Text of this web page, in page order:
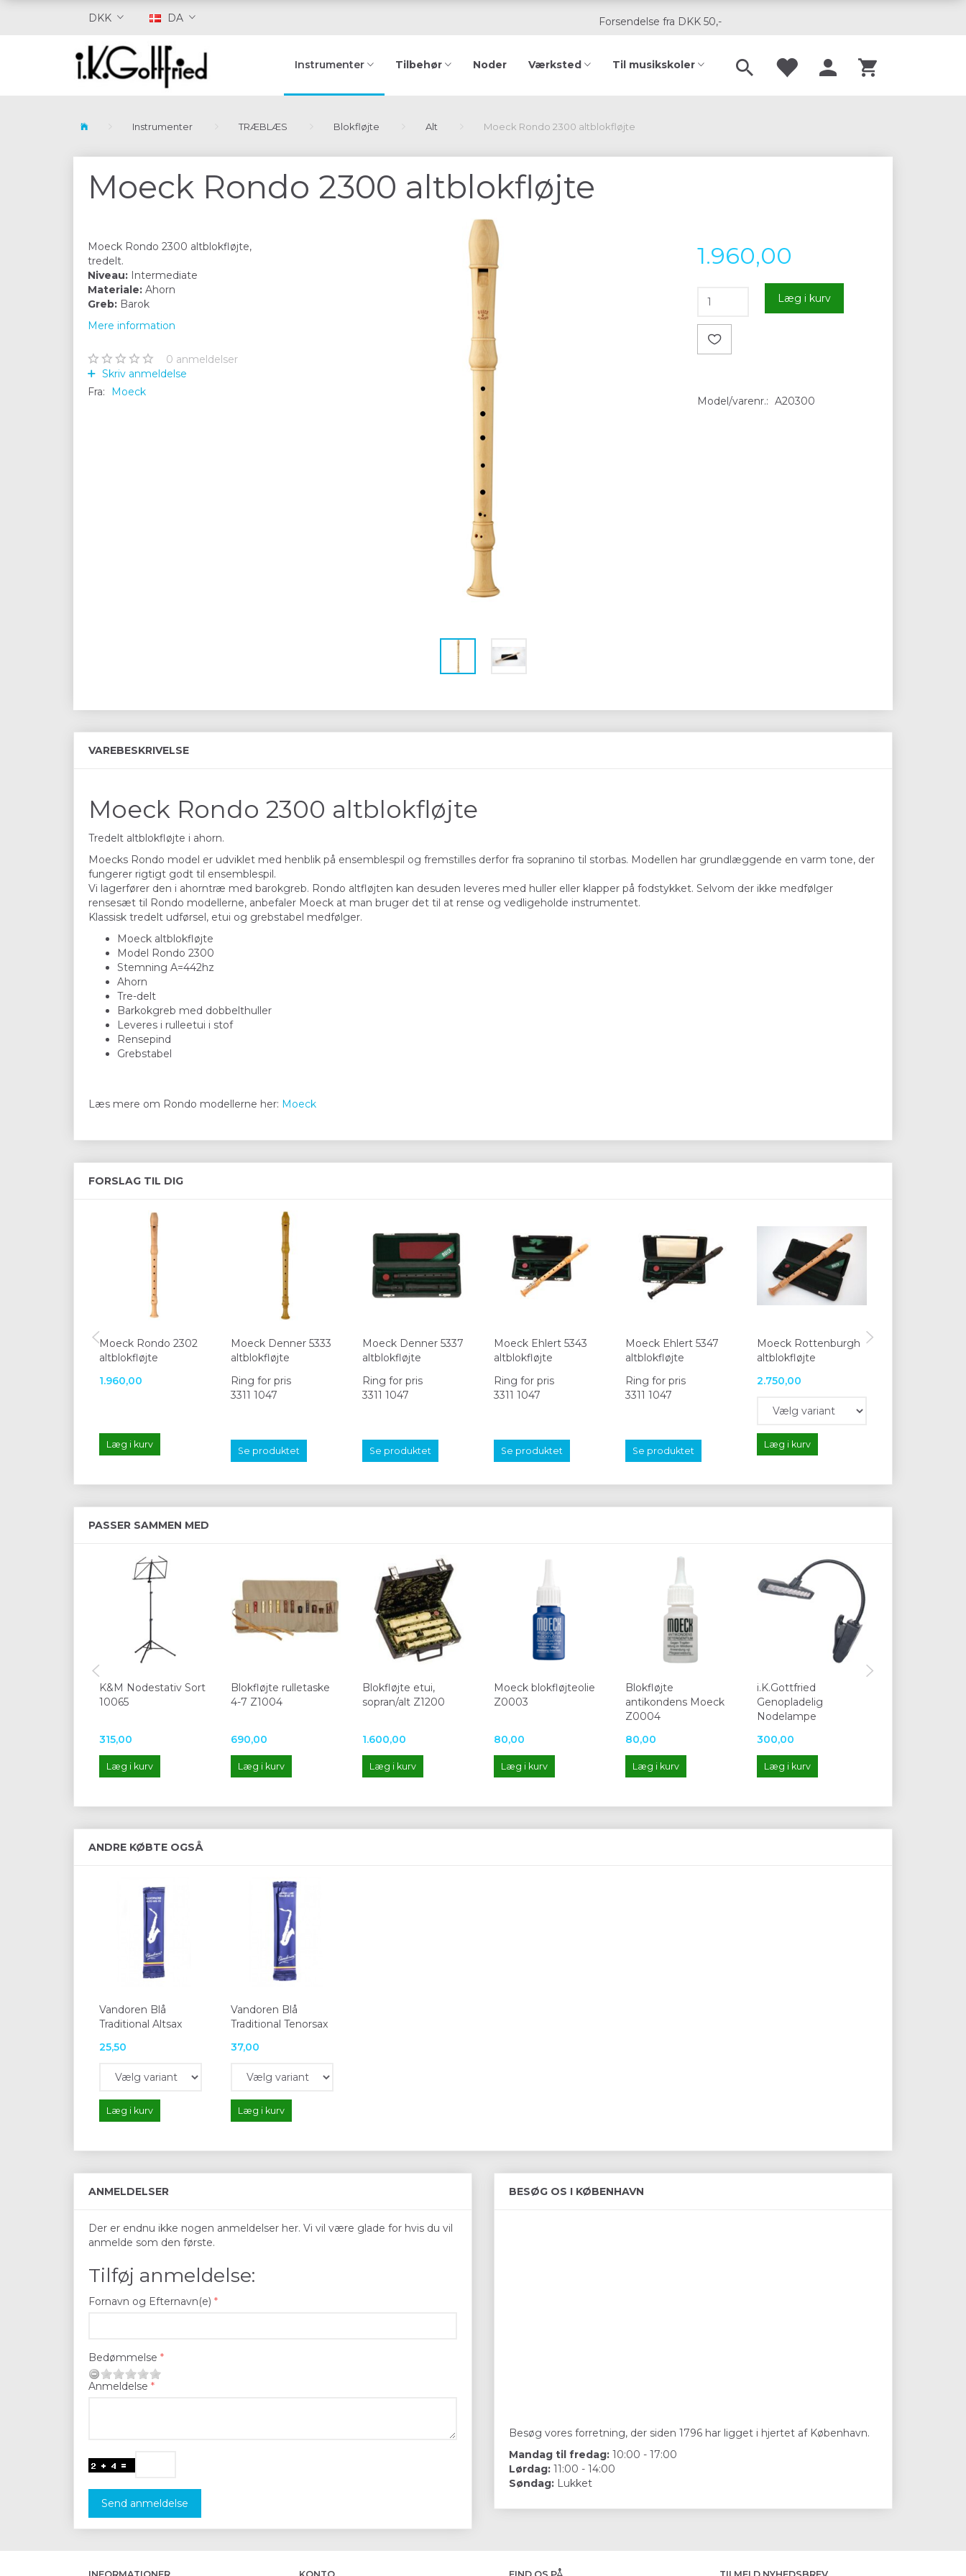
DKK DA Forsendelse fra DKK 50,-
Instrumenter Tilbehør Noder Værksted Til musikskoler
Instrumenter TRÆBLÆS Blokfløjte Alt Moeck Rondo 2300 altblokfløjte
Moeck Rondo 2300 altblokfløjte
Moeck Rondo 2300 altblokfløjte,
tredelt.
Niveau: Intermediate
Materiale: Ahorn
Greb: Barok
Mere information
0 anmeldelser
Skriv anmeldelse
Fra:
Moeck
1.960,00
Læg i kurv
Model/varenr.: A20300
VAREBESKRIVELSE
Moeck Rondo 2300 altblokfløjte
Tredelt altblokfløjte i ahorn.
Moecks Rondo model er udviklet med henblik på ensemblespil og fremstilles derfor fra sopranino til storbas. Modellen har grundlæggende en varm tone, der
fungerer rigtigt godt til ensemblespil.
Vi lagerfører den i ahorntræ med barokgreb. Rondo altfløjten kan desuden leveres med huller eller klapper på fodstykket. Selvom der ikke medfølger
rensesæt til Rondo modellerne, anbefaler Moeck at man bruger det til at rense og vedligeholde instrumentet.
Klassisk tredelt udførsel, etui og grebstabel medfølger.
Moeck altblokfløjte
Model Rondo 2300
Stemning A=442hz
Ahorn
Tre-delt
Barkokgreb med dobbelthuller
Leveres i rulleetui i stof
Rensepind
Grebstabel
Læs mere om Rondo modellerne her: Moeck
FORSLAG TIL DIG
Moeck Rondo 2302
altblokfløjte
1.960,00
Læg i kurv
Moeck Denner 5333
altblokfløjte
Ring for pris
3311 1047
Se produktet
Moeck Denner 5337
altblokfløjte
Ring for pris
3311 1047
Se produktet
Moeck Ehlert 5343
altblokfløjte
Ring for pris
3311 1047
Se produktet
Moeck Ehlert 5347
altblokfløjte
Ring for pris
3311 1047
Se produktet
Moeck Rottenburgh
altblokfløjte
2.750,00
Læg i kurv
PASSER SAMMEN MED
K&M Nodestativ Sort
10065
315,00
Læg i kurv
Blokfløjte rulletaske
4-7 Z1004
690,00
Læg i kurv
Blokfløjte etui,
sopran/alt Z1200
1.600,00
Læg i kurv
Moeck blokfløjteolie
Z0003
80,00
Læg i kurv
Blokfløjte
antikondens Moeck
Z0004
80,00
Læg i kurv
i.K.Gottfried
Genopladelig
Nodelampe
300,00
Læg i kurv
ANDRE KØBTE OGSÅ
Vandoren Blå
Traditional Altsax
25,50
Læg i kurv
Vandoren Blå
Traditional Tenorsax
37,00
Læg i kurv
ANMELDELSER
Der er endnu ikke nogen anmeldelser her. Vi vil være glade for hvis du vil
anmelde som den første.
Tilføj anmeldelse:
Fornavn og Efternavn(e)
Bedømmelse
Anmeldelse
Send anmeldelse
BESØG OS I KØBENHAVN
Besøg vores forretning, der siden 1796 har ligget i hjertet af København.
Mandag til fredag: 10:00 - 17:00
Lørdag: 11:00 - 14:00
Søndag: Lukket